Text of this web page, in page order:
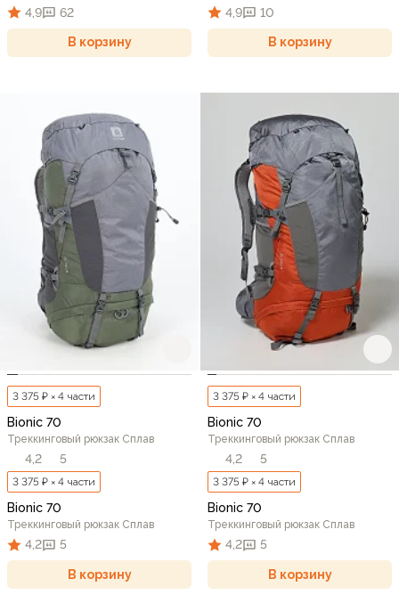
4,9 62
В корзину
4,9 10
В корзину
3 375 ₽ × 4 части
Bionic 70
Треккинговый рюкзак Сплав
4,2 5
3 375 ₽ × 4 части
Bionic 70
Треккинговый рюкзак Сплав
4,2 5
В корзину
3 375 ₽ × 4 части
Bionic 70
Треккинговый рюкзак Сплав
4,2 5
3 375 ₽ × 4 части
Bionic 70
Треккинговый рюкзак Сплав
4,2 5
В корзину